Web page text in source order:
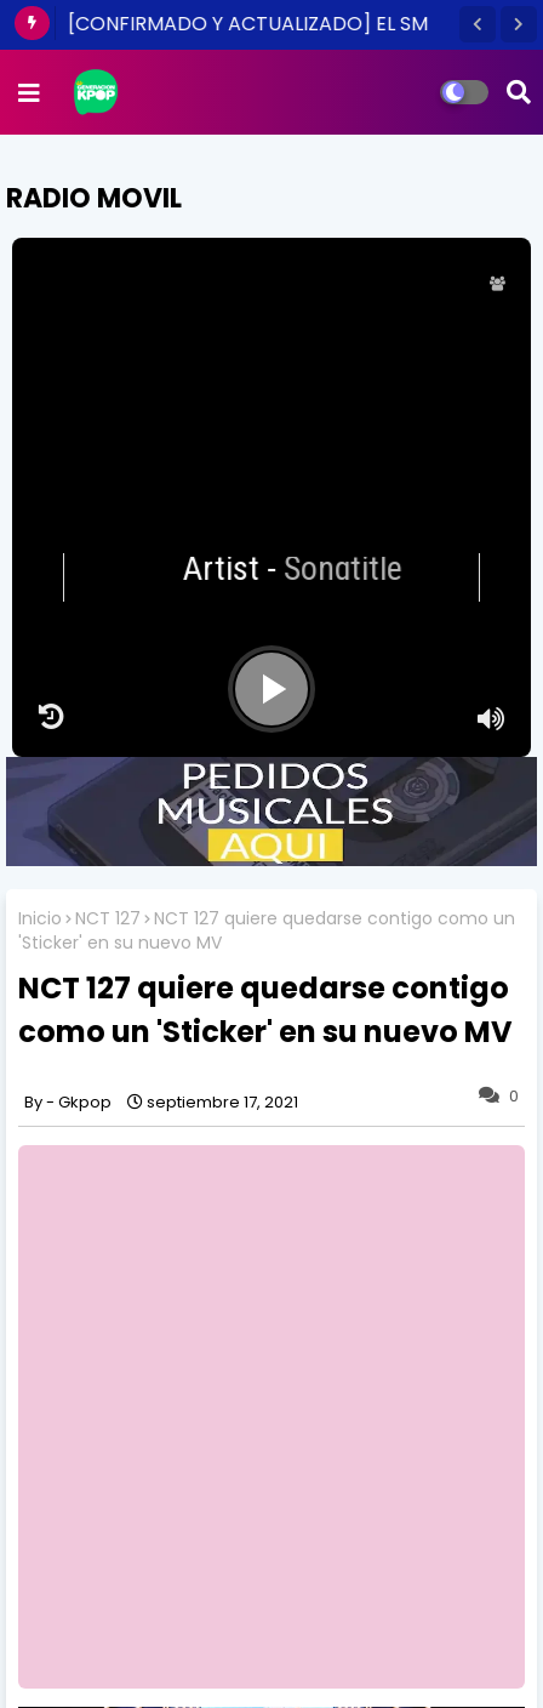
[CONFIRMADO Y ACTUALIZADO] EL SM
2014
RADIO MOVIL
Artist-Songtitle
Inicio NCT 127
NCT 127 quiere quedarse contigo como un
'Sticker' en su nuevo MV
NCT 127 quiere quedarse contigo
como un 'Sticker' en su nuevo MV
0
Gkpop septiembre 17, 2021